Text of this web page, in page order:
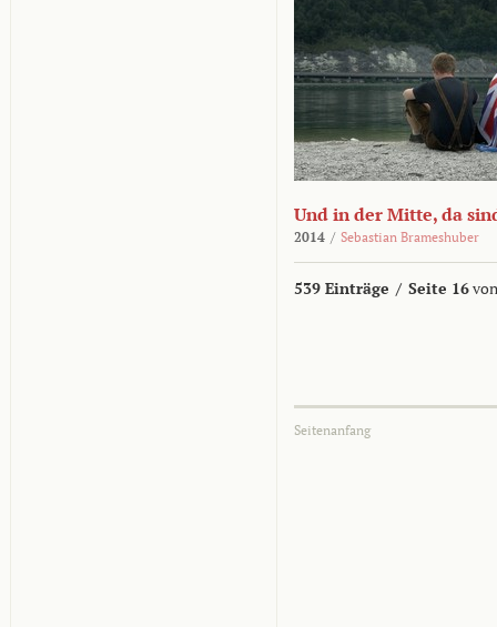
Und in der Mitte, da
2014 / Sebastian Brameshuber
539 Einträge / Seite 16
Seitenanfang